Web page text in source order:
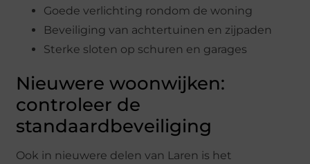
Goede verlichting rondom de woning
Beveiliging van achtertuinen en zijpaden
Sterke sloten op schuren en garages
Nieuwere woonwijken:
controleer de
standaardbeveiliging
Ook in nieuwere delen van Laren is het